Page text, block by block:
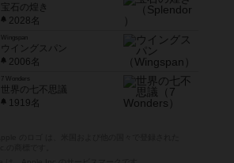
宝石の煌き
2028名
Wingspan
ウイングスパン
2006名
7 Wonders
世界の七不思議
1919名